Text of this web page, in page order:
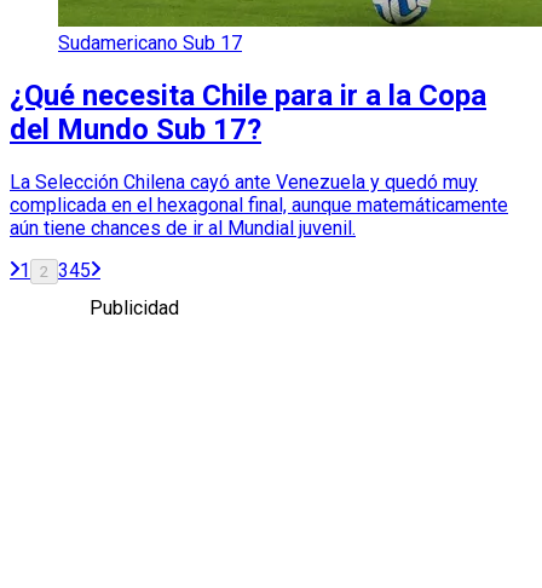
Sudamericano Sub 17
¿Qué necesita Chile para ir a la Copa
del Mundo Sub 17?
La Selección Chilena cayó ante Venezuela y quedó muy
complicada en el hexagonal final, aunque matemáticamente
aún tiene chances de ir al Mundial juvenil.
1
2 345
Publicidad